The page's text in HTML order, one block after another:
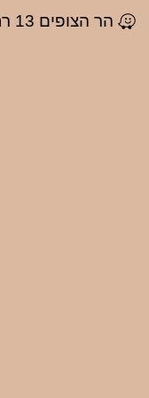
הר הצופים 13 רחובות